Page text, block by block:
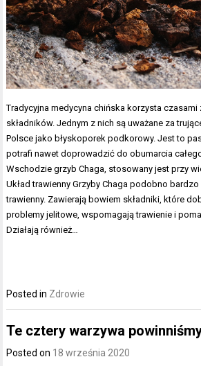
Tradycyjna medycyna chińska korzysta
składników. Jednym z nich są uważane za
Polsce jako błyskoporek podkorowy. Jest to
potrafi nawet doprowadzić do obumarcia
Wschodzie grzyb Chaga, stosowany jest przy
Układ trawienny Grzyby Chaga podobno bardzo
trawienny. Zawierają bowiem składniki, które
problemy jelitowe, wspomagają trawienie i
Działają również…
Posted in Zdrowie
Te cztery warzywa
Posted on 18 września 2020